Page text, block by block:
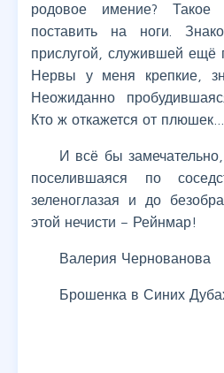
родовое имение?
поставить на ноги.
прислугой, служившей ещё
Нервы у меня крепкие,
Неожиданно
Кто ж откажется от плюшек…
И всё бы
поселившаяся по
зеленоглазая и до
этой нечисти – Рейнмар!
Валерия Чернованова
Брошенка в Синих